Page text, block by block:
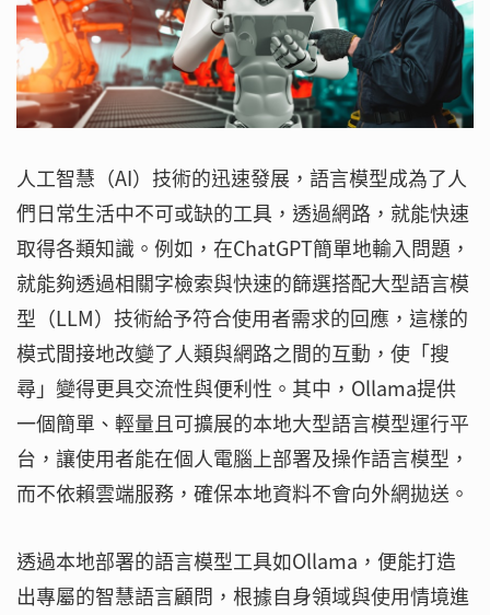
人工智慧（AI）技術的迅速發展，語言模型成為了人
們日常生活中不可或缺的工具，透過網路，就能快速
取得各類知識。例如，在ChatGPT簡單地輸入問題，
就能夠透過相關字檢索與快速的篩選搭配大型語言模
型（LLM）技術給予符合使用者需求的回應，這樣的
模式間接地改變了人類與網路之間的互動，使「搜
尋」變得更具交流性與便利性。其中，Ollama提供
一個簡單、輕量且可擴展的本地大型語言模型運行平
台，讓使用者能在個人電腦上部署及操作語言模型，
而不依賴雲端服務，確保本地資料不會向外網拋送。
透過本地部署的語言模型工具如Ollama，便能打造
出專屬的智慧語言顧問，根據自身領域與使用情境進